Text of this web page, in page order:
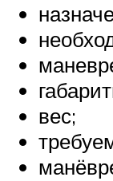
вес;